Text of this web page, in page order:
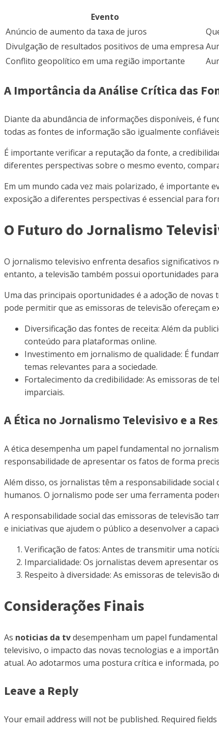
Evento
Anúncio de aumento da taxa de juros
Divulgação de resultados positivos de uma empresa
Conflito geopolítico em uma região importante
A Importância da Análise Crítica das
Diante da abundância de informações disponíveis, é
todas as fontes de informação são igualmente
É importante verificar a reputação da fonte, a
diferentes perspectivas sobre o mesmo evento,
Em um mundo cada vez mais polarizado, é
exposição a diferentes perspectivas é essencial para
O Futuro do Jornalismo
O jornalismo televisivo enfrenta desafios significativos
entanto, a televisão também possui oportunidades
Uma das principais oportunidades é a adoção de
pode permitir que as emissoras de televisão ofereçam
Diversificação das fontes de receita: Além da
conteúdo para plataformas online.
Investimento em jornalismo de qualidade: É
temas relevantes para a sociedade.
Fortalecimento da credibilidade: As emissoras de
imparciais.
A Ética no Jornalismo Televisivo e a
A ética desempenha um papel fundamental no
responsabilidade de apresentar os fatos de forma
Além disso, os jornalistas têm a responsabilidade
humanos. O jornalismo pode ser uma ferramenta
A responsabilidade social das emissoras de televisão
e iniciativas que ajudem o público a desenvolver a
Verificação de fatos: Antes de transmitir uma
Imparcialidade: Os jornalistas devem apresentar
Respeito à diversidade: As emissoras de
Considerações Finais
As noticias da tvdesempenham um papel
televisivo, o impacto das novas tecnologias e a
atual. Ao adotarmos uma postura crítica e informada,
Leave a Reply
Your email address will not be published. Required